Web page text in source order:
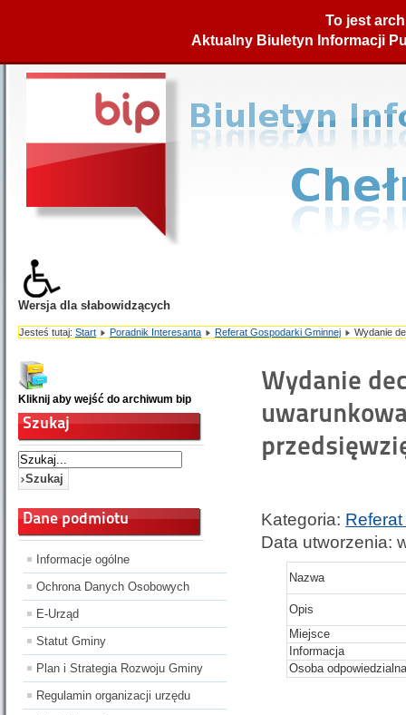
To jest
Aktualny Biuletyn Informacji
Wersja dla słabowidzących
Czarno-Biała
Mówiąca przeglądarka internetowa
Jesteś tutaj: Start Poradnik Interesanta Referat Gospodarki Gminnej Wydanie
Kliknij aby wejść do archiwum bip
Szukaj
Dane podmiotu
Informacje ogólne
Ochrona Danych Osobowych
E-Urząd
Statut Gminy
Plan i Strategia Rozwoju Gminy
Regulamin organizacji urzędu
Wydanie
Kategoria:
Data utworzenia:
Nazwa
Opis
Miejsce
Informacja
Osoba odpowiedzialna